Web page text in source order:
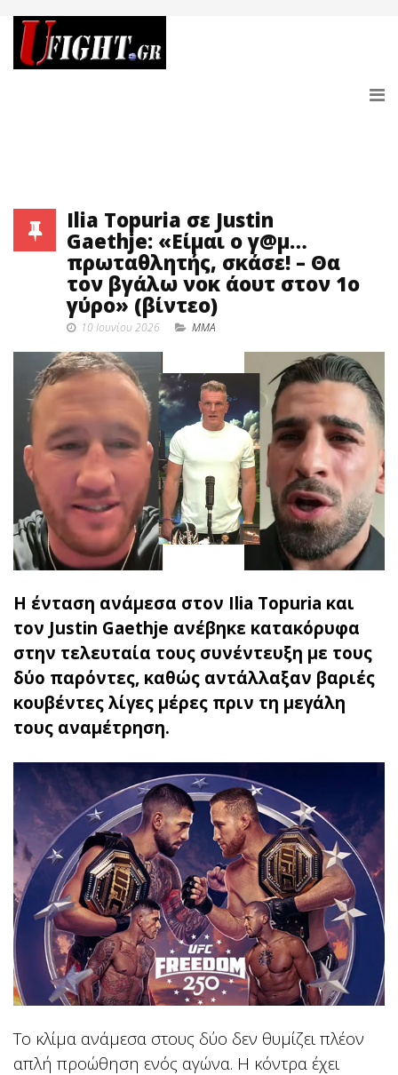
Ilia Topuria σε Justin
Gaethje: «Είμαι ο γ@μ…
πρωταθλητής, σκάσε! – Θα
τον βγάλω νοκ άουτ στον 1ο
γύρο» (βίντεο)
10 Ιουνίου 2026 MMA
Η ένταση ανάμεσα στον Ilia Topuria και
τον Justin Gaethje ανέβηκε κατακόρυφα
στην τελευταία τους συνέντευξη με τους
δύο παρόντες, καθώς αντάλλαξαν βαριές
κουβέντες λίγες μέρες πριν τη μεγάλη
τους αναμέτρηση.
Το κλίμα ανάμεσα στους δύο δεν θυμίζει πλέον
απλή προώθηση ενός αγώνα. Η κόντρα έχει